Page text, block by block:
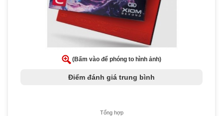
(Bấm vào để phóng to hình ảnh)
Điểm đánh giá trung bình
Tổng hợp